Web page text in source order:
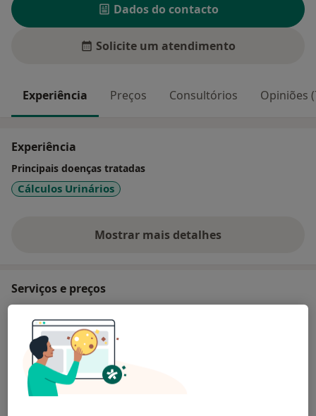
Dados do contacto
Solicite um atendimento
Experiência Preços Consultórios Opiniões
Experiência
Principais doenças tratadas
Cálculos Urinários
Mostrar mais detalhes
sobre a experiência
Serviços e preços
Detalhes
Consulta domiciliar Urologia
Detalhes